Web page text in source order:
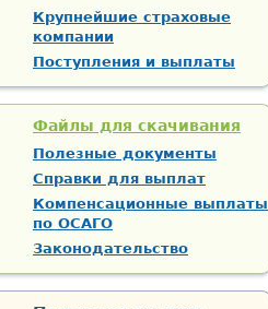
Крупнейшие страховые
компании
Поступления и выплаты
Файлы для скачивания
Полезные документы
Справки для выплат
Компенсационные выплаты
по ОСАГО
Законодательство